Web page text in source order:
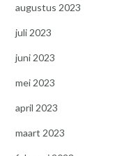
augustus 2023
juli 2023
juni 2023
mei 2023
april 2023
maart 2023